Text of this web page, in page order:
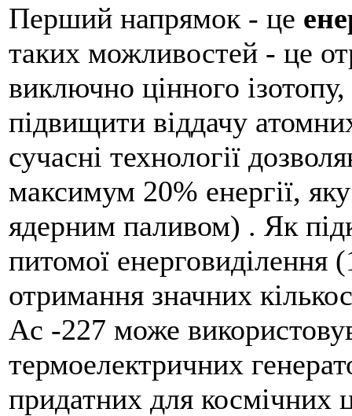
Перший напрямок - це
таких можливостей - це
виключно цінного
підвищити віддачу
сучасні технології
максимум 20% енергії,
ядерним паливом) . Як
питомої енерговиділення
отримання значних
Ac -227 може
термоелектричних
придатних для космічних